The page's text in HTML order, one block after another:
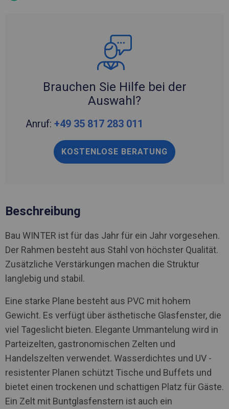
Brauchen Sie Hilfe bei der
Auswahl?
Anruf: +49 35 817 283 011
KOSTENLOSE BERATUNG
Beschreibung
Bau WINTER ist für das Jahr für ein Jahr vorgesehen.
Der Rahmen besteht aus Stahl von höchster Qualität.
Zusätzliche Verstärkungen machen die Struktur
langlebig und stabil.
Eine starke Plane besteht aus PVC mit hohem
Gewicht. Es verfügt über ästhetische Glasfenster, die
viel Tageslicht bieten. Elegante Ummantelung wird in
Parteizelten, gastronomischen Zelten und
Handelszelten verwendet. Wasserdichtes und UV -
resistenter Planen schützt Tische und Buffets und
bietet einen trockenen und schattigen Platz für Gäste.
Ein Zelt mit Buntglasfenstern ist auch ein